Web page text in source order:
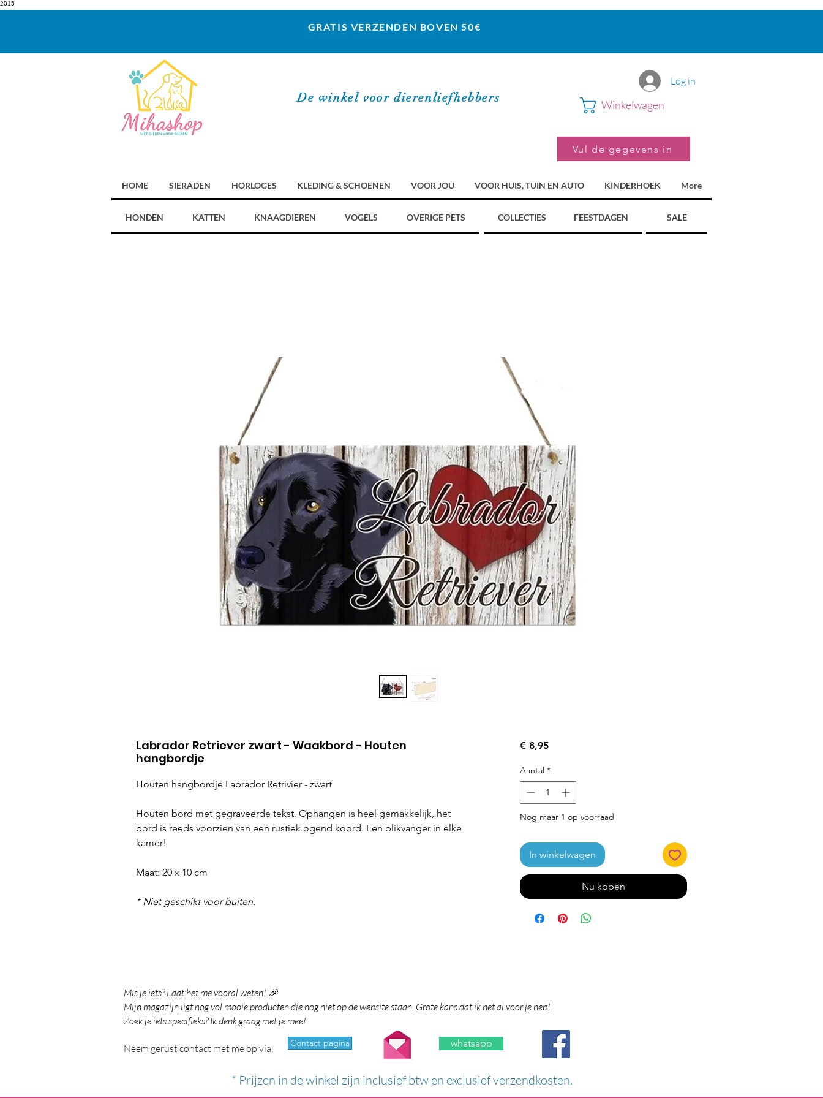
2015
GRATIS VERZENDEN BOVEN 50€
De winkel voor dierenliefhebbers
Log in
Winkelwagen
Vul de gegevens in
HOME SIERADEN HORLOGES KLEDING & SCHOENEN VOOR JOU VOOR HUIS, TUIN EN AUTO KINDERHOEK More
HONDEN KATTEN KNAAGDIEREN VOGELS OVERIGE PETS COLLECTIES FEESTDAGEN SALE
Labrador Retriever zwart - Waakbord - Houten
hangbordje
Houten hangbordje Labrador Retrivier - zwart
Houten bord met gegraveerde tekst. Ophangen is heel gemakkelijk, het
bord is reeds voorzien van een rustiek ogend koord. Een blikvanger in elke
kamer!
Maat: 20 x 10 cm
* Niet geschikt voor buiten.
€ 8,95Prijs
Aantal *
Nog maar 1 op voorraad
In winkelwagen
Nu kopen
Mis je iets? Laat het me vooral weten! 🎉
Mijn magazijn ligt nog vol mooie producten die nog niet op de website staan. Grote kans dat ik het al voor je heb!
Zoek je iets specifieks? Ik denk graag met je mee!
Neem gerust contact met me op via: Contact pagina whatsapp
* Prijzen in de winkel zijn inclusief btw en exclusief verzendkosten.